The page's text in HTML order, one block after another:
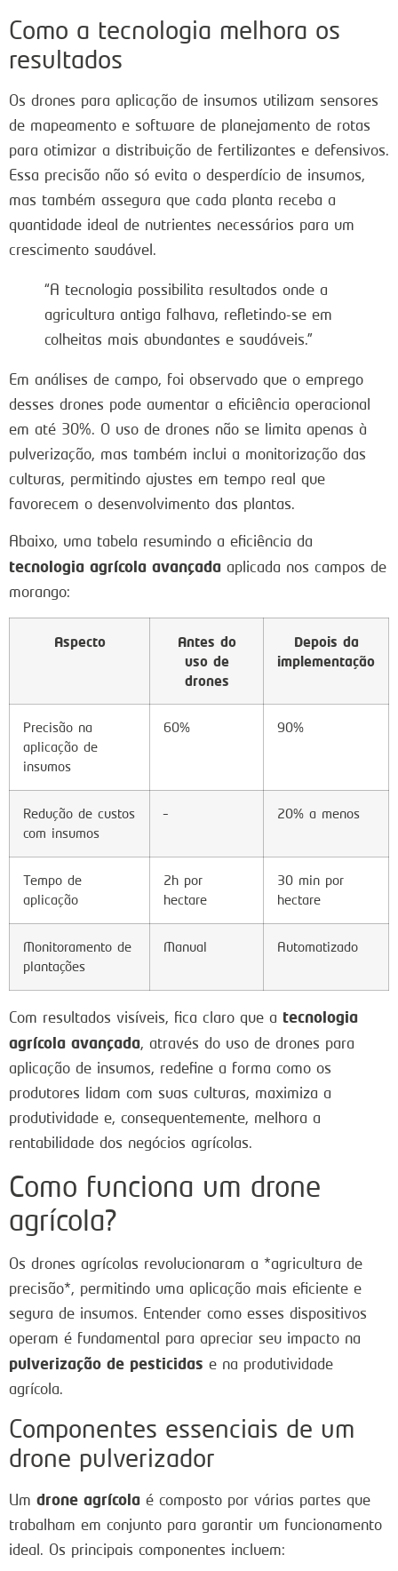
Como a tecnologia melhora os
resultados
Os drones para aplicação de insumos utilizam sensores
de mapeamento e software de planejamento de rotas
para otimizar a distribuição de fertilizantes e defensivos.
Essa precisão não só evita o desperdício de insumos,
mas também assegura que cada planta receba a
quantidade ideal de nutrientes necessários para um
crescimento saudável.
“A tecnologia possibilita resultados onde a
agricultura antiga falhava, refletindo-se em
colheitas mais abundantes e saudáveis.”
Em análises de campo, foi observado que o emprego
desses drones pode aumentar a eficiência operacional
em até 30%. O uso de drones não se limita apenas à
pulverização, mas também inclui a monitorização das
culturas, permitindo ajustes em tempo real que
favorecem o desenvolvimento das plantas.
Abaixo, uma tabela resumindo a eficiência da
tecnologia agrícola avançada aplicada nos campos de
morango:
Aspecto
Antes do
uso de
drones
Depois da
implementação
Precisão na
aplicação de
insumos
60% 90%
Redução de custos
com insumos
– 20% a menos
Tempo de
aplicação
2h por
hectare
30 min por
hectare
Monitoramento de
plantações
Manual Automatizado
Com resultados visíveis, fica claro que a tecnologia
agrícola avançada, através do uso de drones para
aplicação de insumos, redefine a forma como os
produtores lidam com suas culturas, maximiza a
produtividade e, consequentemente, melhora a
rentabilidade dos negócios agrícolas.
Como funciona um drone
agrícola?
Os drones agrícolas revolucionaram a *agricultura de
precisão*, permitindo uma aplicação mais eficiente e
segura de insumos. Entender como esses dispositivos
operam é fundamental para apreciar seu impacto na
pulverização de pesticidas e na produtividade
agrícola.
Componentes essenciais de um
drone pulverizador
Um drone agrícola é composto por várias partes que
trabalham em conjunto para garantir um funcionamento
ideal. Os principais componentes incluem: